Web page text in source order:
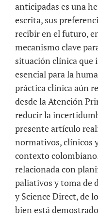
anticipadas es una
escrita, sus
recibir en el futuro,
mecanismo clave
situación clínica que
esencial para la
práctica clínica aún
desde la Atención
reducir la
presente artículo
normativos, clínicos
contexto
relacionada con
paliativos y toma de
y Science Direct, de
bien está